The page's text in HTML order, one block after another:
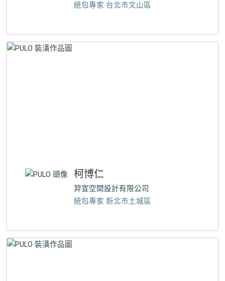
統包專家 台北市文山區
柯博仁
羿宣空間設計有限公司
統包專家 新北市土城區